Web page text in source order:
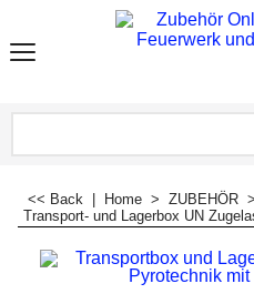
<< Back Home > ZUBEHÖR
Transport- und Lagerbox UN